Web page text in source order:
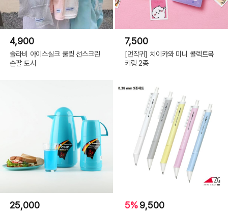
4,900
솔라비 아이스실크 쿨링 선스크린
손팔 토시
7,500
[먼작귀] 치이카와 미니 콜렉트북
키링 2종
25,000 5%9,500